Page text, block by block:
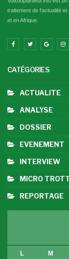
traitement de l'actualité
et en Afrique.
CATÉGORIES
ACTUALITE
ANALYSE
DOSSIER
EVENEMENT
INTERVIEW
MICRO
REPORTAGE
L M